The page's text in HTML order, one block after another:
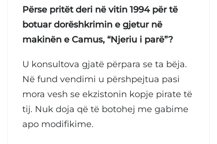
Përse pritët deri në vitin 1994 për të
botuar dorëshkrimin e gjetur në
makinën e Camus, “Njeriu i parë”?
U konsultova gjatë përpara se ta bëja.
Në fund vendimi u përshpejtua pasi
mora vesh se ekzistonin kopje pirate të
tij. Nuk doja që të botohej me gabime
apo modifikime.